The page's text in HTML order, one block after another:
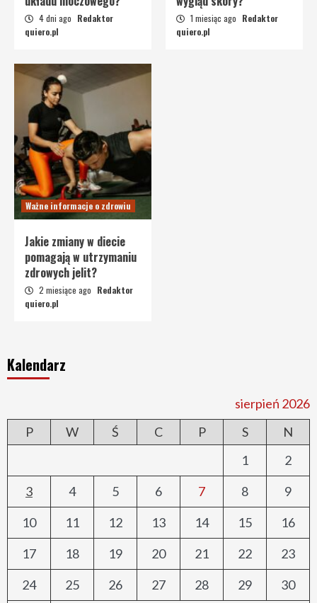
4 dni ago Redaktor
quiero.pl
1 miesiąc ago Redaktor
quiero.pl
Ważne informacje o zdrowiu
Jakie zmiany w diecie
pomagają w utrzymaniu
zdrowych jelit?
2 miesiące ago Redaktor
quiero.pl
Kalendarz
sierpień 2026
P
W Ś C P S
N
1
2
3
4 5 6 7 8
9
10
11 12 13 14 15
16
17
18 19 20 21 22
23
24
25 26 27 28 29
30